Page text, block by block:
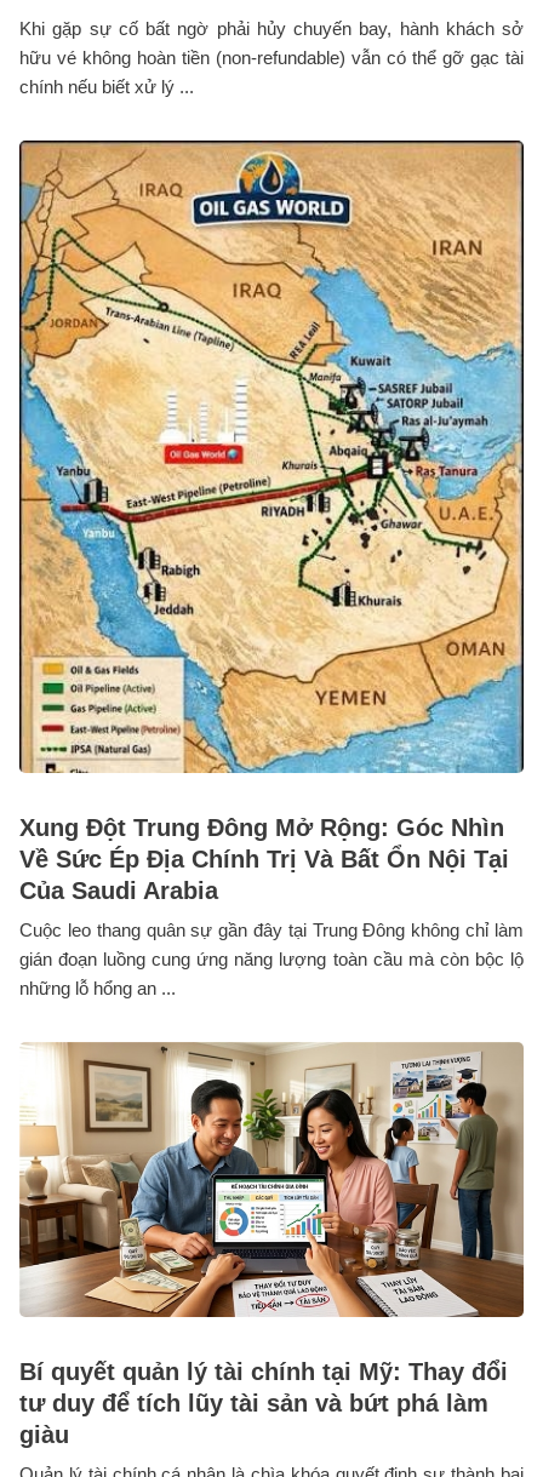
Khi gặp sự cố bất ngờ phải hủy chuyến bay, hành khách sở
hữu vé không hoàn tiền (non-refundable) vẫn có thể gỡ gạc tài
chính nếu biết xử lý ...
Xung Đột Trung Đông Mở Rộng: Góc Nhìn
Về Sức Ép Địa Chính Trị Và Bất Ổn Nội Tại
Của Saudi Arabia
Cuộc leo thang quân sự gần đây tại Trung Đông không chỉ làm
gián đoạn luồng cung ứng năng lượng toàn cầu mà còn bộc lộ
những lỗ hổng an ...
Bí quyết quản lý tài chính tại Mỹ: Thay đổi
tư duy để tích lũy tài sản và bứt phá làm
giàu